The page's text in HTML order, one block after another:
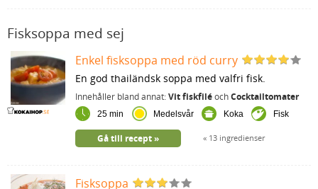
Fisksoppa med sej
Enkel fisksoppa med röd curry
En god thailändsk soppa med valfri fisk.
Innehåller bland annat:Vit fiskfiléochCocktailtomater
25 min Medelsvår Koka Fisk
13 ingredienser
Gå till recept
Fisksoppa